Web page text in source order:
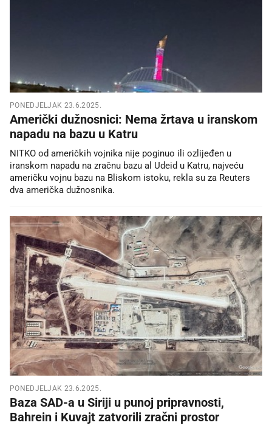
PONEDJELJAK 23.6.2025.
Američki dužnosnici: Nema žrtava u iranskom
napadu na bazu u Katru
NITKO od američkih vojnika nije poginuo ili ozlijeđen u
iranskom napadu na zračnu bazu al Udeid u Katru, najveću
američku vojnu bazu na Bliskom istoku, rekla su za Reuters
dva američka dužnosnika.
PONEDJELJAK 23.6.2025.
Baza SAD-a u Siriji u punoj pripravnosti,
Bahrein i Kuvajt zatvorili zračni prostor